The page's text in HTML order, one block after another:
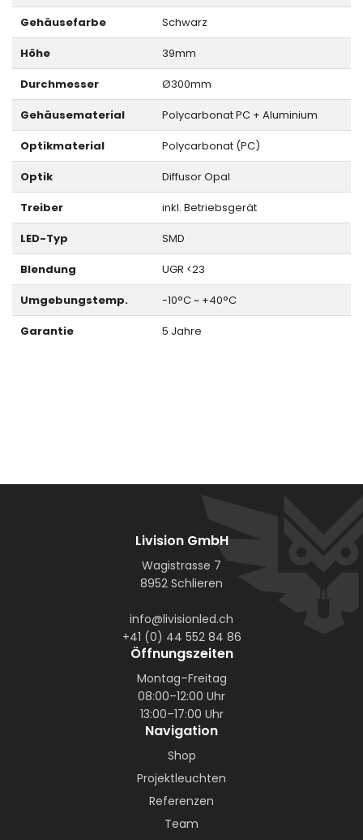
Gehäusefarbe
Schwarz
Höhe
39mm
Durchmesser
Ø300mm
Gehäusematerial
Polycarbonat PC + Aluminium
Optikmaterial
Polycarbonat (PC)
Optik
Diffusor Opal
Treiber
inkl. Betriebsgerät
LED-Typ
SMD
Blendung
UGR <23
Umgebungstemp.
-10°C ~ +40°C
Garantie
5 Jahre
Livision GmbH
Wagistrasse 7
8952 Schlieren
info@livisionled.ch
+41 (0) 44 552 84 86
Öffnungszeiten
Montag–Freitag
08:00–12:00 Uhr
13:00–17:00 Uhr
Navigation
Shop
Projektleuchten
Referenzen
Team